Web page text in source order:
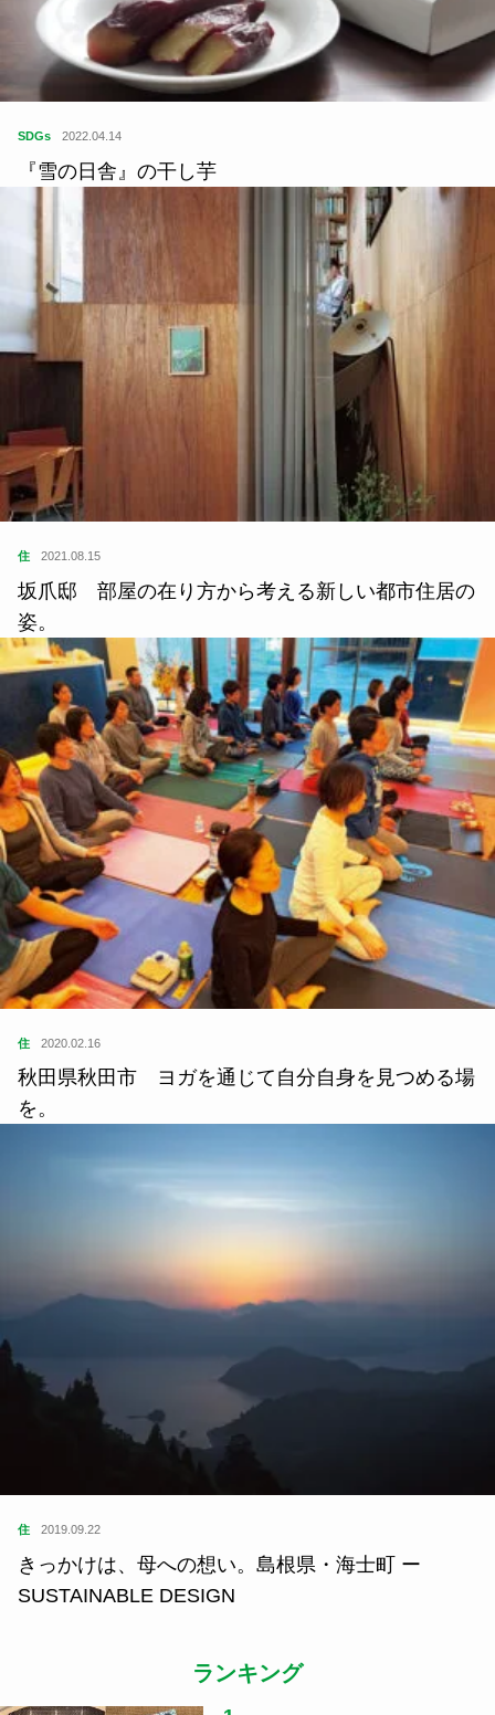
SDGs 2022.04.14
『雪の日舎』の干し芋
住 2021.08.15
坂爪邸 部屋の在り方から考える新しい都市住居の
姿。
住 2020.02.16
秋田県秋田市 ヨガを通じて自分自身を見つめる場
を。
住 2019.09.22
きっかけは、母への想い。島根県・海士町 ー
SUSTAINABLE DESIGN
ランキング